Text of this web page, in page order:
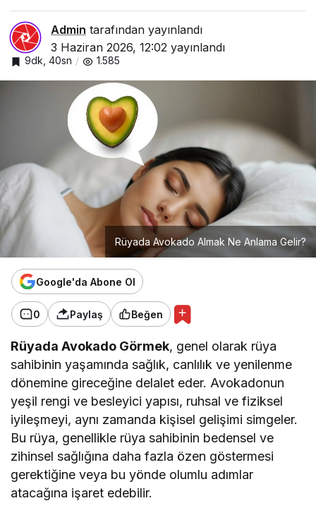
Admin tarafından yayınlandı
3 Haziran 2026, 12:02 yayınlandı
9dk, 40sn 1.585
Rüyada Avokado Almak Ne Anlama Gelir?
Google'da Abone Ol
0 Paylaş Beğen
Rüyada Avokado Görmek, genel olarak rüya
sahibinin yaşamında sağlık, canlılık ve yenilenme
dönemine gireceğine delalet eder. Avokadonun
yeşil rengi ve besleyici yapısı, ruhsal ve fiziksel
iyileşmeyi, aynı zamanda kişisel gelişimi simgeler.
Bu rüya, genellikle rüya sahibinin bedensel ve
zihinsel sağlığına daha fazla özen göstermesi
gerektiğine veya bu yönde olumlu adımlar
atacağına işaret edebilir.